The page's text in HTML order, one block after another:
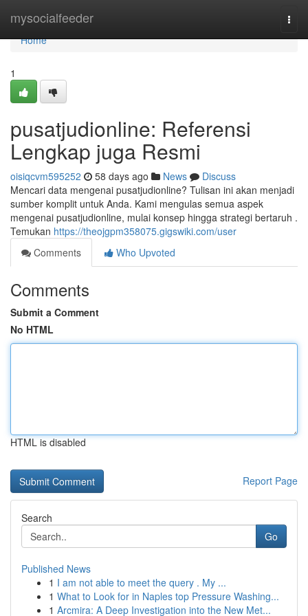
mysocialfeeder
Home
Home
1
pusatjudionline: Referensi
Lengkap juga Resmi
oisiqcvm595252 58 days ago News
Discuss
Mencari data mengenai pusatjudionline? Tulisan ini akan menjadi
sumber komplit untuk Anda. Kami mengulas semua aspek
mengenai pusatjudionline, mulai konsep hingga strategi bertaruh .
Temukan https://theojgpm358075.gigswiki.com/user
Comments
Who Upvoted
Comments
Submit a Comment
No HTML
HTML is disabled
Report Page
Search
Go
Published News
1 I am not able to meet the query . My ...
1 What to Look for in Naples top Pressure Washing...
1 Arcmira: A Deep Investigation into the New Met...